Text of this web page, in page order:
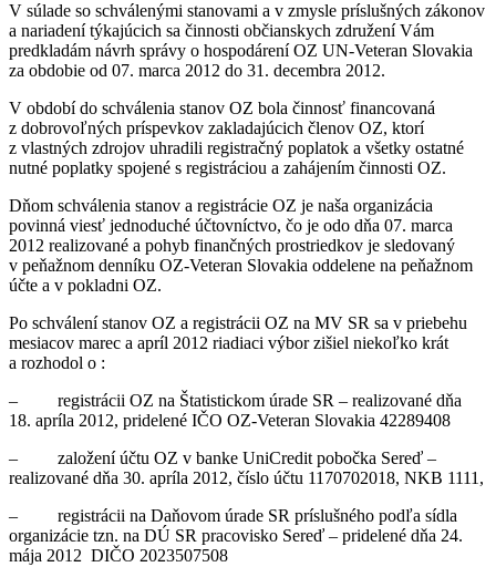
V súlade so schválenými stanovami a v zmysle príslušných zákonov
a nariadení týkajúcich sa činnosti občianskych združení Vám
predkladám návrh správy o hospodárení OZ UN-Veteran Slovakia
za obdobie od 07. marca 2012 do 31. decembra 2012.
V období do schválenia stanov OZ bola činnosť financovaná
z dobrovoľných príspevkov zakladajúcich členov OZ, ktorí
z vlastných zdrojov uhradili registračný poplatok a všetky ostatné
nutné poplatky spojené s registráciou a zahájením činnosti OZ.
Dňom schválenia stanov a registrácie OZ je naša organizácia
povinná viesť jednoduché účtovníctvo, čo je odo dňa 07. marca
2012 realizované a pohyb finančných prostriedkov je sledovaný
v peňažnom denníku OZ-Veteran Slovakia oddelene na peňažnom
účte a v pokladni OZ.
Po schválení stanov OZ a registrácii OZ na MV SR sa v priebehu
mesiacov marec a apríl 2012 riadiaci výbor zišiel niekoľko krát
a rozhodol o :
– registrácii OZ na Štatistickom úrade SR – realizované dňa
18. apríla 2012, pridelené IČO OZ-Veteran Slovakia 42289408
– založení účtu OZ v banke UniCredit pobočka Sereď –
realizované dňa 30. apríla 2012, číslo účtu 1170702018, NKB 1111,
– registrácii na Daňovom úrade SR príslušného podľa sídla
organizácie tzn. na DÚ SR pracovisko Sereď – pridelené dňa 24.
mája 2012 DIČO 2023507508